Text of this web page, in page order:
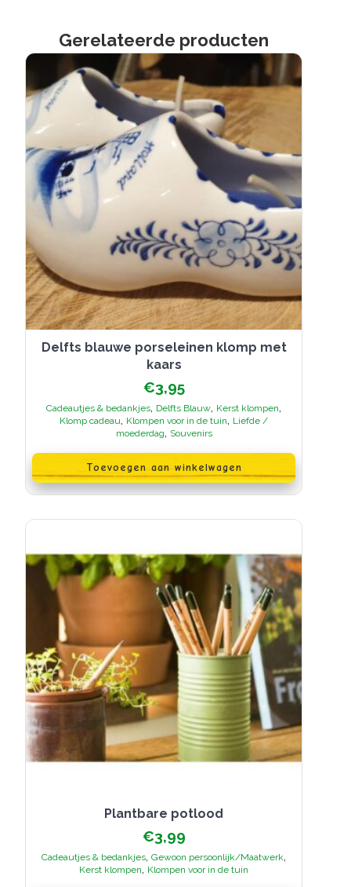
Gerelateerde producten
Delfts blauwe porseleinen klomp met
kaars
€3,95
Cadeautjes & bedankjes, Delfts Blauw, Kerst klompen,
Klomp cadeau, Klompen voor in de tuin, Liefde /
moederdag, Souvenirs
Toevoegen aan winkelwagen
Plantbare potlood
€3,99
Cadeautjes & bedankjes, Gewoon persoonlijk/Maatwerk,
Kerst klompen, Klompen voor in de tuin